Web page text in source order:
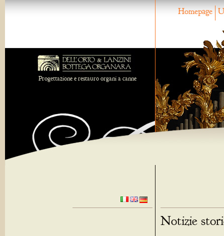
Homepage
Progettazione e restauro organi a canne
Notizie